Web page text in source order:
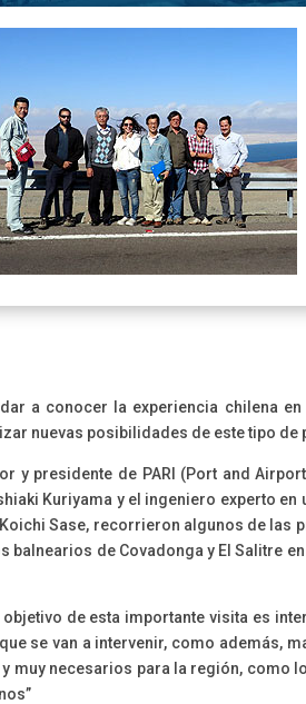
a conocer la experiencia chilena
nuevas posibilidades de este tipo de
y presidente de PARI (Port and
Kuriyama y el ingeniero experto
Sase, recorrieron algunos de
balnearios de Covadonga y El Salitre
de esta importante visita es
se van a intervenir, como además,
muy necesarios para la región,